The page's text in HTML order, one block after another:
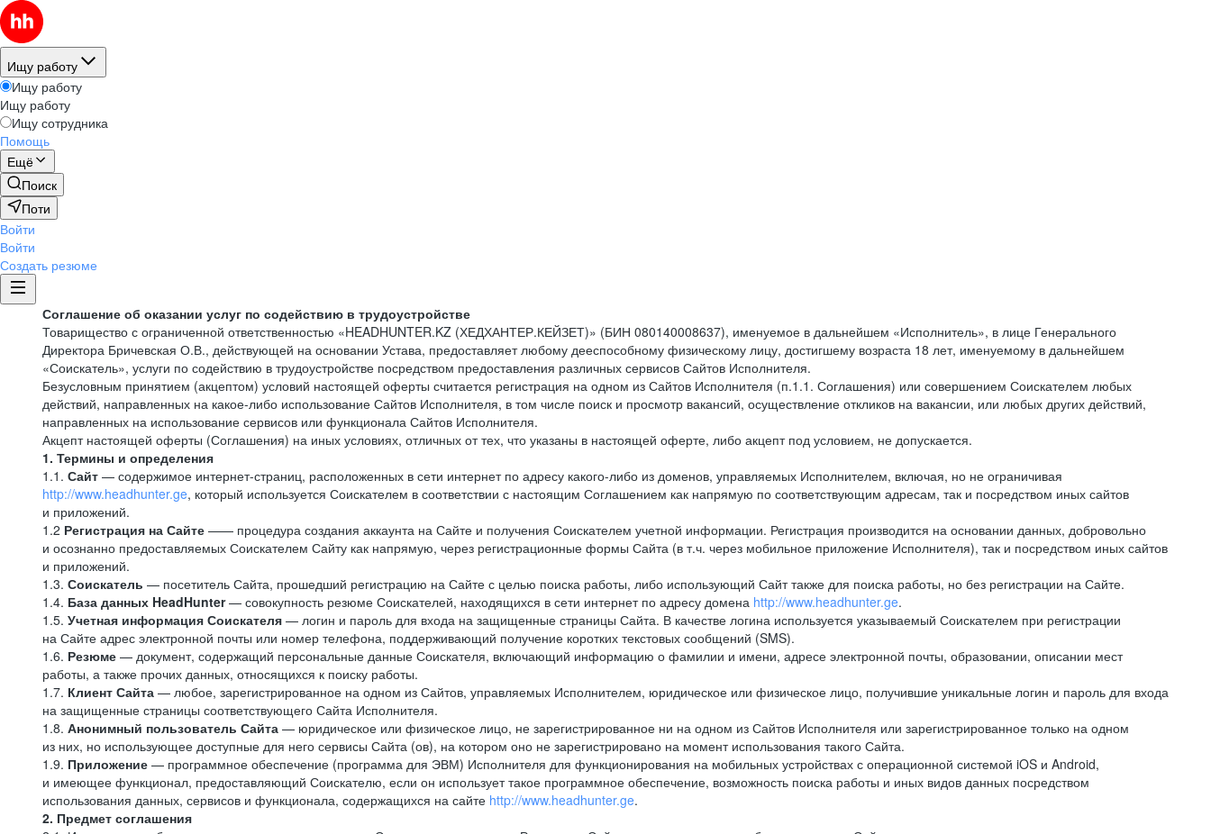
Ищу работу
Ищу работу
Ищу работу
Ищу сотрудника
Помощь
Ещё
Поиск
Поти
Войти
Войти
Создать резюме
Соглашение об оказании услуг по содействию в трудоустройстве
Товарищество с ограниченной ответственностью «HEADHUNTER.KZ (ХЕДХАНТЕР.КЕЙЗЕТ)» (БИН 080140008637), именуемое в дальнейшем «Исполнитель», в лице Генерального
Директора Бричевская О.В., действующей на основании Устава, предоставляет любому дееспособному физическому лицу, достигшему возраста 18 лет, именуемому в дальнейшем
«Соискатель», услуги по содействию в трудоустройстве посредством предоставления различных сервисов Сайтов Исполнителя.
Безусловным принятием (акцептом) условий настоящей оферты считается регистрация на одном из Сайтов Исполнителя (п.1.1. Соглашения) или совершением Соискателем любых
действий, направленных на какое-либо использование Сайтов Исполнителя, в том числе поиск и просмотр вакансий, осуществление откликов на вакансии, или любых других действий,
направленных на использование сервисов или функционала Сайтов Исполнителя.
Акцепт настоящей оферты (Соглашения) на иных условиях, отличных от тех, что указаны в настоящей оферте, либо акцепт под условием, не допускается.
1. Термины и определения
1.1. Сайт — содержимое интернет-страниц, расположенных в сети интернет по адресу какого-либо из доменов, управляемых Исполнителем, включая, но не ограничивая
http://www.headhunter.ge, который используется Соискателем в соответствии с настоящим Соглашением как напрямую по соответствующим адресам, так и посредством иных сайтов
и приложений.
1.2 Регистрация на Сайте —— процедура создания аккаунта на Сайте и получения Соискателем учетной информации. Регистрация производится на основании данных, добровольно
и осознанно предоставляемых Соискателем Сайту как напрямую, через регистрационные формы Сайта (в т.ч. через мобильное приложение Исполнителя), так и посредством иных сайтов
и приложений.
1.3. Соискатель — посетитель Сайта, прошедший регистрацию на Сайте с целью поиска работы, либо использующий Сайт также для поиска работы, но без регистрации на Сайте.
1.4. База данных HeadHunter— совокупность резюме Соискателей, находящихся в сети интернет по адресу домена http://www.headhunter.ge.
1.5. Учетная информация Соискателя — логин и пароль для входа на защищенные страницы Сайта. В качестве логина используется указываемый Соискателем при регистрации
на Сайте адрес электронной почты или номер телефона, поддерживающий получение коротких текстовых сообщений (SMS).
1.6. Резюме — документ, содержащий персональные данные Соискателя, включающий информацию о фамилии и имени, адресе электронной почты, образовании, описании мест
работы, а также прочих данных, относящихся к поиску работы.
1.7. Клиент Сайта — любое, зарегистрированное на одном из Сайтов, управляемых Исполнителем, юридическое или физическое лицо, получившие уникальные логин и пароль для входа
на защищенные страницы соответствующего Сайта Исполнителя.
1.8. Анонимный пользователь Сайта — юридическое или физическое лицо, не зарегистрированное ни на одном из Сайтов Исполнителя или зарегистрированное только на одном
из них, но использующее доступные для него сервисы Сайта (ов), на котором оно не зарегистрировано на момент использования такого Сайта.
1.9. Приложение — программное обеспечение (программа для ЭВМ) Исполнителя для функционирования на мобильных устройствах с операционной системой iOS и Android,
и имеющее функционал, предоставляющий Соискателю, если он использует такое программное обеспечение, возможность поиска работы и иных видов данных посредством
использования данных, сервисов и функционала, содержащихся на сайте http://www.headhunter.ge.
2. Предмет соглашения